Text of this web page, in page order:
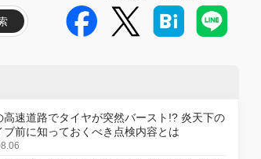
高速道路でタイヤが突然バースト!? 炎天下の
ブ前に知っておくべき点検内容とは